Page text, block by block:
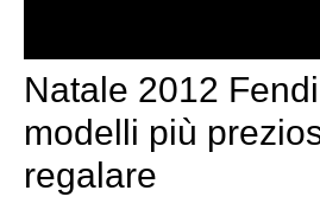
Natale 2012
modelli più
regalare